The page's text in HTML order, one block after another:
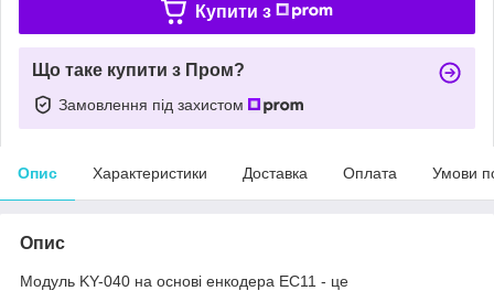
Купити з
Що таке купити з Пром?
Замовлення під захистом
Опис Характеристики Доставка Оплата Умови
Опис
Модуль KY-040 на основі енкодера EC11 - це